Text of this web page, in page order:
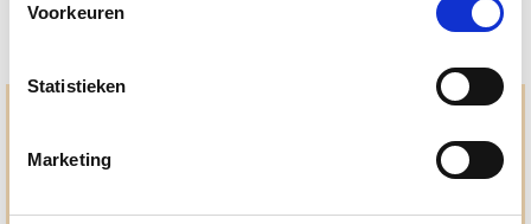
Voorkeuren
Statistieken
Marketing
Jouw paard gezond houden en krijgen. Dat is waar we het
gedreven door onze visie: het leveren van producten van